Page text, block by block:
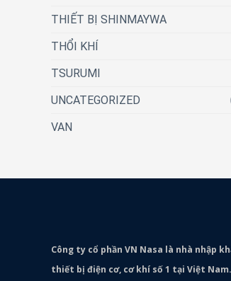
THIẾT BỊ SHINMAYWA
THỔI KHÍ
TSURUMI
UNCATEGORIZED
VAN
Công ty cổ phần VN Nasa là nhà nhập
thiết bị điện cơ, cơ khí số 1 tại Việt